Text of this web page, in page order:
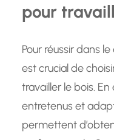
pour
Pour réussir dans
est crucial de
travailler le bois.
entretenus et
permettent